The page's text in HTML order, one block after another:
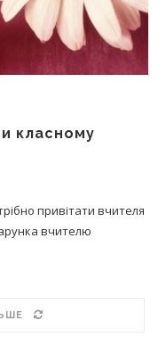
класному
привітати вчителя
вчителю